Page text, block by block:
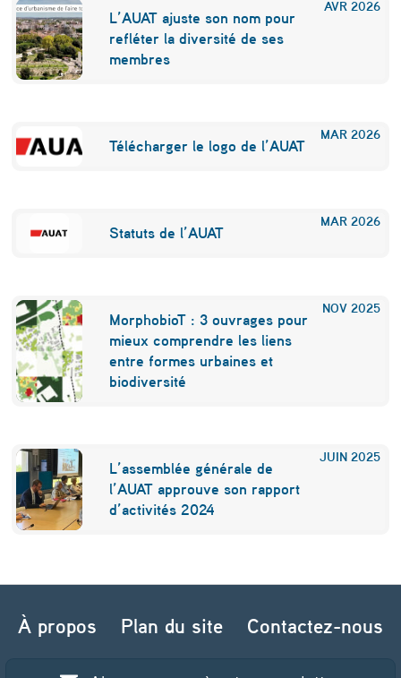
AVR 2026
L’AUAT ajuste son nom pour
refléter la diversité de ses
membres
MAR 2026
Télécharger le logo de l’AUAT
MAR 2026
Statuts de l’AUAT
NOV 2025
MorphobioT : 3 ouvrages pour
mieux comprendre les liens
entre formes urbaines et
biodiversité
JUIN 2025
L’assemblée générale de
l’AUAT approuve son rapport
d’activités 2024
Navigation de l’article
À propos
Plan du site Contactez-nous